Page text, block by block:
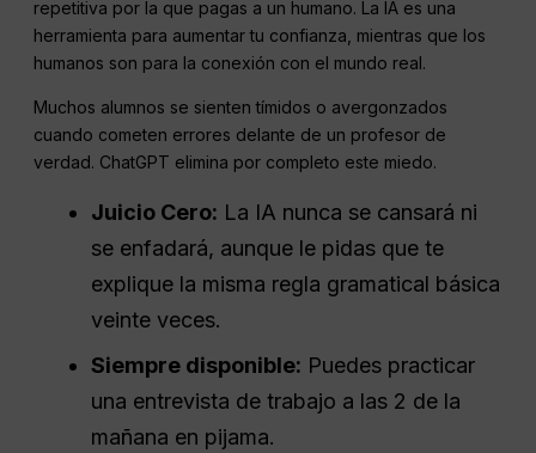
repetitiva por la que pagas a un humano. La IA es una
herramienta para aumentar tu confianza, mientras que los
humanos son para la conexión con el mundo real.
Muchos alumnos se sienten tímidos o avergonzados
cuando cometen errores delante de un profesor de
verdad. ChatGPT elimina por completo este miedo.
Juicio Cero: La IA nunca se cansará ni
se enfadará, aunque le pidas que te
explique la misma regla gramatical básica
veinte veces.
Siempre disponible: Puedes practicar
una entrevista de trabajo a las 2 de la
mañana en pijama.